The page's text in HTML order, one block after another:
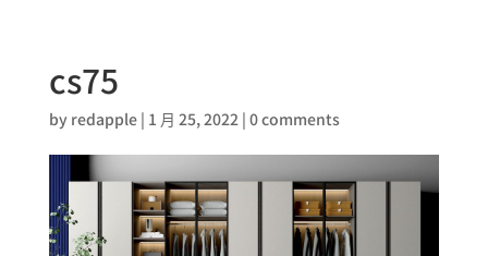
cs75
by redapple| 1 月 25, 2022| 0 comments